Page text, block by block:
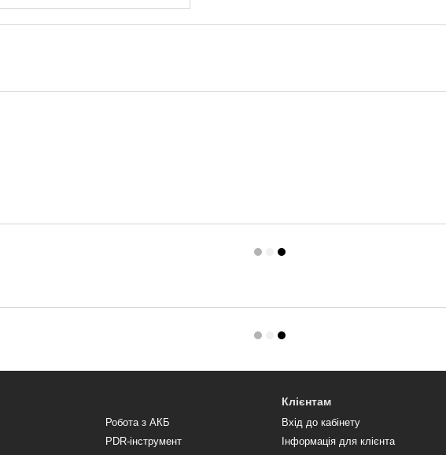
Робота з АКБ
PDR-інструмент
Клієнтам
Вхід до кабінету
Інформація для клієнта